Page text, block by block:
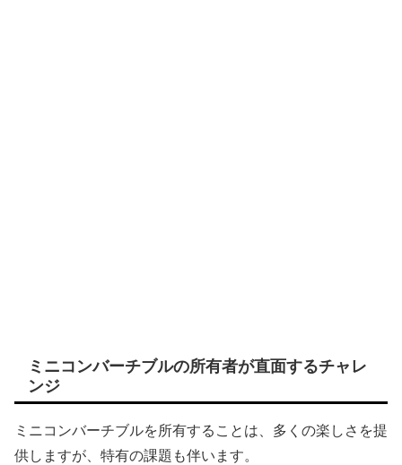
ミニコンバーチブルの所有者が直面するチャレ
ンジ
ミニコンバーチブルを所有することは、多くの楽しさを提
供しますが、特有の課題も伴います。